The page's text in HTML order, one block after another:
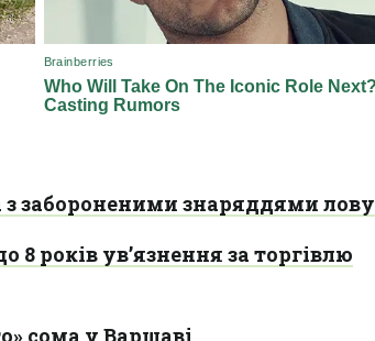
забороненими знаряддями лову
8 років ув’язнення за торгівлю
сома у Варшаві